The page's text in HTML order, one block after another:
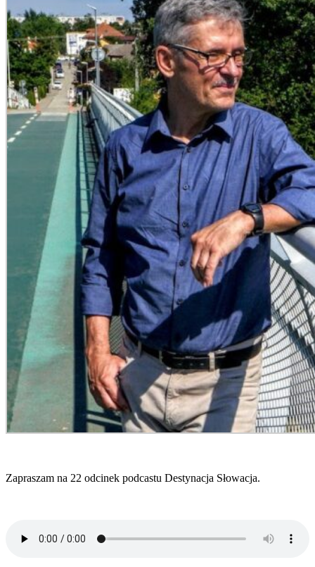
Zapraszam na 22 odcinek podcastu Destynacja Słowacja.